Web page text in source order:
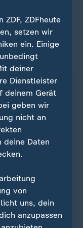
helfen:
sitzt, geht
unterwegs
elektronischen
hilft, die
aus dem
ZDF, ZDFheute
setzen wir
ein. Einige
deiner
Dienstleister
deinem Gerät
geben wir
nicht an
deine Daten
von
uns, dein
anzupassen